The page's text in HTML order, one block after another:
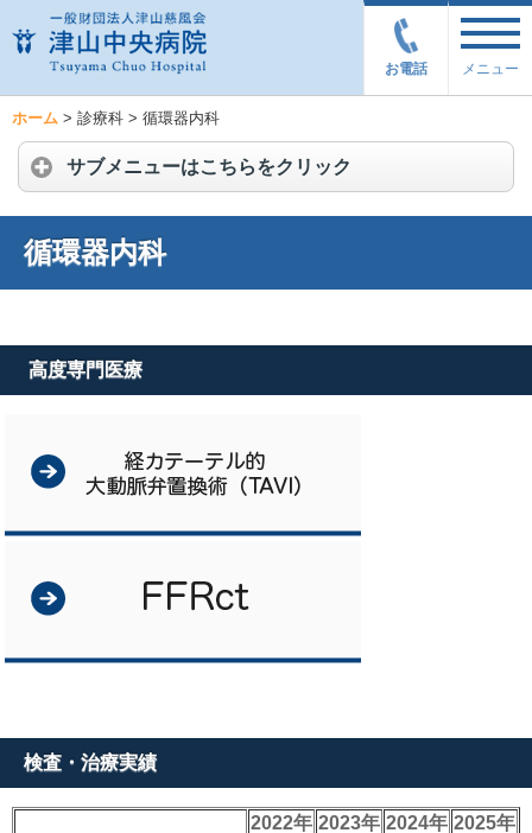
メニュー
お電話
ホーム > 診療科 > 循環器内科
サブメニューはこちらをクリック
循環器内科
高度専門医療
検査・治療実績
2022年 2023年 2024年 2025年